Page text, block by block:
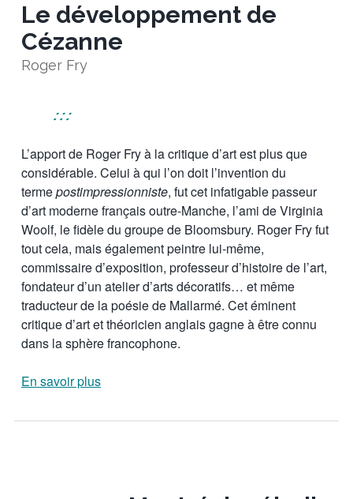
Le développement de
Cézanne
Roger Fry
:::
L’apport de Roger Fry à la critique d’art est plus que
considérable. Celui à qui l’on doit l’invention du
termepostimpressionniste, fut cet infatigable passeur
d’art moderne français outre-Manche, l’ami de Virginia
Woolf, le fidèle du groupe de Bloomsbury. Roger Fry fut
tout cela, mais également peintre lui-même,
commissaire d’exposition, professeur d’histoire de l’art,
fondateur d’un atelier d’arts décoratifs… et même
traducteur de la poésie de Mallarmé. Cet éminent
critique d’art et théoricien anglais gagne à être connu
dans la sphère francophone.
En savoir plus